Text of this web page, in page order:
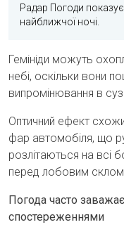
Радар Погоди
найближчої ночі.
Гемініди можуть
небі, оскільки вони
випромінювання в
Оптичний ефект
фар автомобіля, що
розлітаються на всі
перед лобовим
Погода часто
спостереженнями